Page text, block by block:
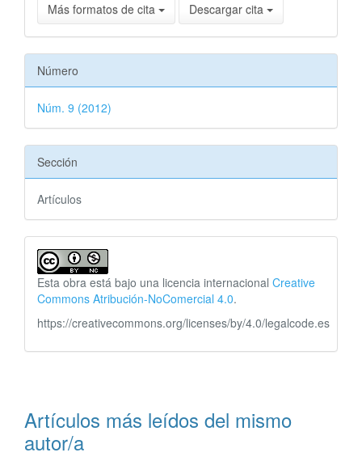
Más formatos de cita Descargar cita
Número
Núm. 9 (2012)
Sección
Artículos
Esta obra está bajo una licencia internacional Creative
Commons Atribución-NoComercial 4.0.
https://creativecommons.org/licenses/by/4.0/legalcode.es
Artículos más leídos del mismo
autor/a